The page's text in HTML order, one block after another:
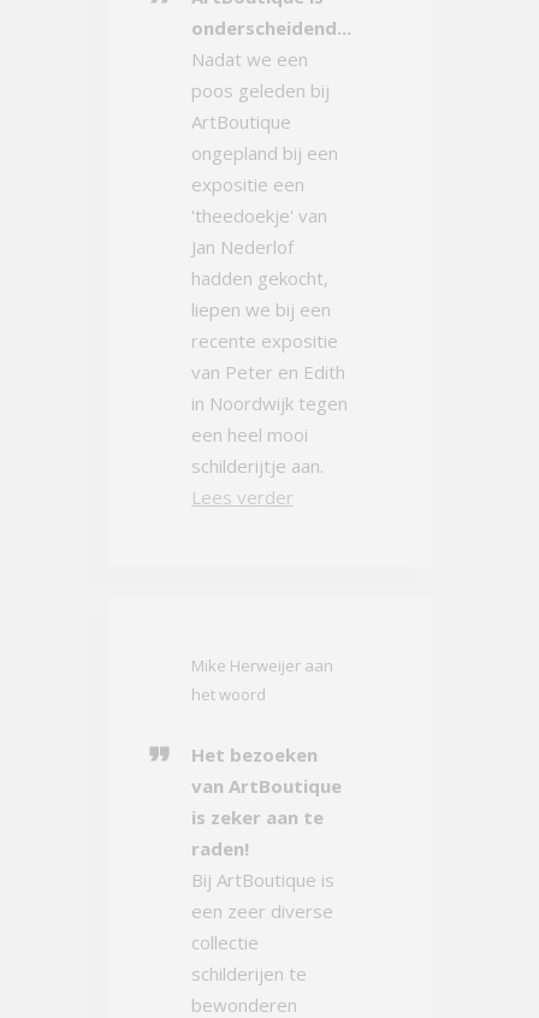
onderscheidend...
Nadat we een
poos geleden bij
ArtBoutique
ongepland bij een
expositie een
'theedoekje' van
Jan Nederlof
hadden gekocht,
liepen we bij een
recente expositie
van Peter en Edith
in Noordwijk tegen
een heel mooi
schilderijtje aan.
Lees verder
Mike Herweijer aan
het woord
Het bezoeken
van ArtBoutique
is zeker aan te
raden!
Bij ArtBoutique is
een zeer diverse
collectie
schilderijen te
bewonderen